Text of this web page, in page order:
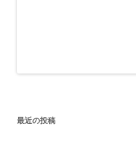
最近の投稿